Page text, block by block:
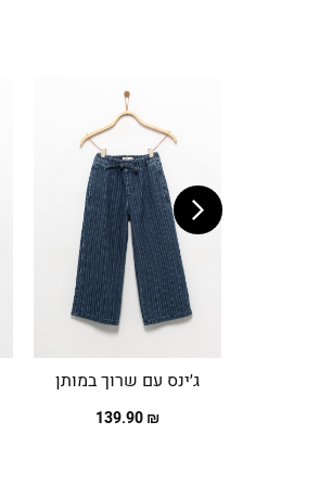
ג׳ינס עם שרוך במותן
₪ 139.90